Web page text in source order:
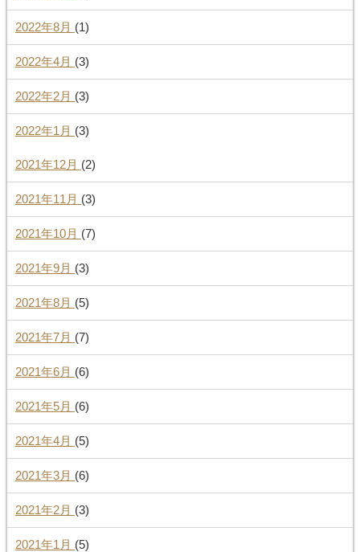
2022年8月 (1)
2022年4月 (3)
2022年2月 (3)
2022年1月 (3)
2021年12月 (2)
2021年11月 (3)
2021年10月 (7)
2021年9月 (3)
2021年8月 (5)
2021年7月 (7)
2021年6月 (6)
2021年5月 (6)
2021年4月 (5)
2021年3月 (6)
2021年2月 (3)
2021年1月 (5)